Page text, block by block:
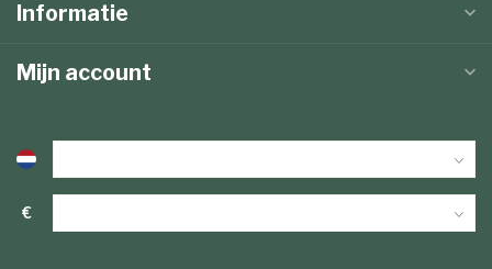
Informatie
Mijn account
€